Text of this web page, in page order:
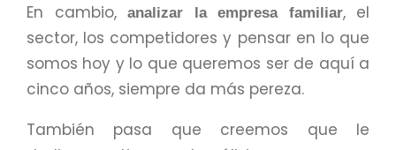
En cambio,
analizar la empresa familiar, el
sector, los competidores y pensar en lo que
somos hoy y lo que queremos ser de aquí a
cinco años, siempre da más pereza.
También pasa que creemos que le